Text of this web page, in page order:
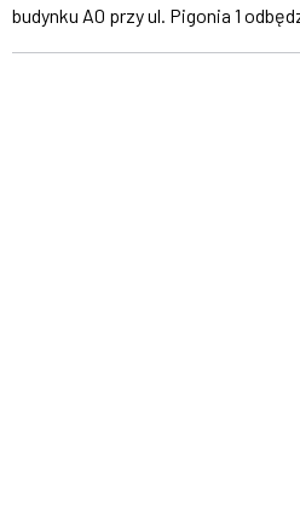
budynku A0 przy ul. Pigonia 1